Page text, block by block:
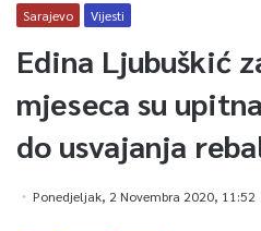
Sarajevo Vijesti
Edina Ljubuškić
mjeseca su
do usvajanja
Ponedjeljak, 2 Novembra 2020, 11:52